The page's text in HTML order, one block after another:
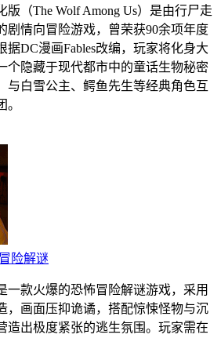
版（The Wolf Among Us）是由行尸走
剧情向冒险游戏，曾荣获90余项年度
据DC漫画Fables改编，玩家将化身大
个隐藏于现代都市中的童话生物秘密
与白雪公主、鳄鱼先生等经典角色互
冒险解谜
一款火爆的恐怖冒险解谜游戏，采用
，画面压抑诡谲，搭配惊悚怪物与沉
造出极度紧张的逃生氛围。玩家需在